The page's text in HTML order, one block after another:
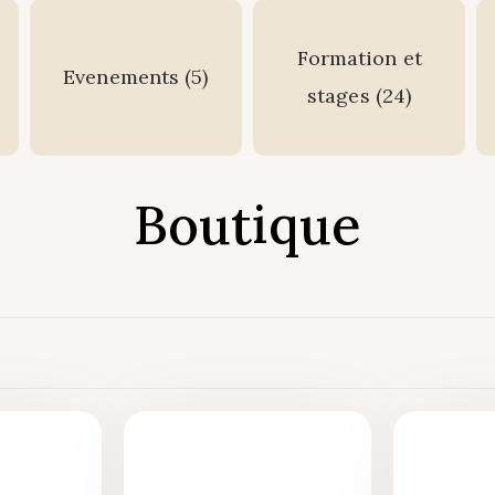
Evenements (5)
Formation et
stages (24)
Boutique